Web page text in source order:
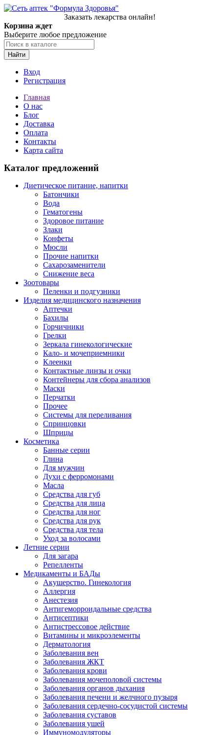
Заказать лекарства онлайн!
Корзина ждет
Выберите любое предложение
Найти
Вход
Регистрация
Главная
О нас
Блог
Доставка
Оплата
Контакты
Карта сайта
Каталог предложений
Диетическое питание, напитки
Батончики
Вода
Гематогены
Здоровое питание
Злаки
Конфеты
Мюсли
Прочие напитки
Сахарозаменители
Снижение веса
Зоотовары
Пеленки и подгузники
Изделия медицинского назначения
Аптечки
Бахилы
Горчичники
Грелки
Зеркала гинекологические
Кало- и мочеприемники
Клеенки
Контактные линзы и очки
Контейнеры для сбора анализов
Маски
Перчатки
Прочее
Системы для переливания
Спринцовки
Шприцы
Косметика
Банные серии
Глина
Для мужчин
Духи с ферромонами
Масла
Средства для губ
Средства для лица
Средства для ног
Средства для рук
Средства для тела
Уход за волосами
Летние серии
Для загара
Репелленты
Медикаменты и БАДы
Акушерство. Гинекология
Аллергия
Анестезия
Антигеморроидальные средства
Антисептики
Антистрессовое действие
Витамины и микроэлементы
Дерматология
Заболевания вен
Заболевания ЖКТ
Заболевания крови
Заболевания мочеполовой системы
Заболевания органов дыхания
Заболевания печени и желчного пузыря
Заболевания сердечно-сосудистой системы
Заболевания суставов
Заболевания ушей
Иммуномодуляторы